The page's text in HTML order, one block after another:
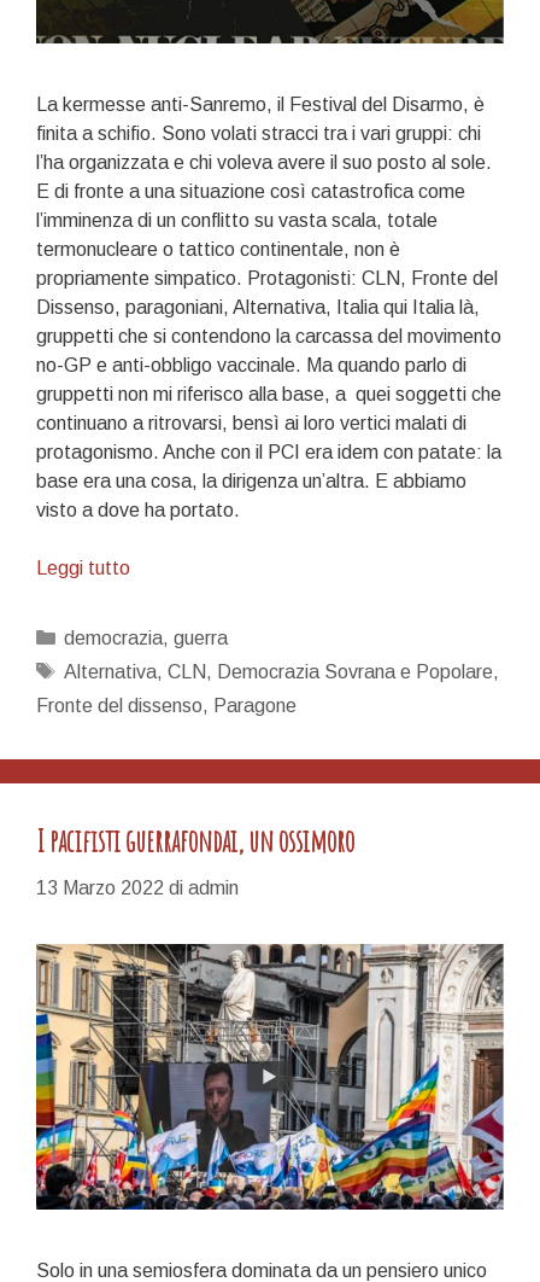
La kermesse anti-Sanremo, il Festival del Disarmo, è
finita a schifio. Sono volati stracci tra i vari gruppi: chi
l’ha organizzata e chi voleva avere il suo posto al sole.
E di fronte a una situazione così catastrofica come
l’imminenza di un conflitto su vasta scala, totale
termonucleare o tattico continentale, non è
propriamente simpatico. Protagonisti: CLN, Fronte del
Dissenso, paragoniani, Alternativa, Italia qui Italia là,
gruppetti che si contendono la carcassa del movimento
no-GP e anti-obbligo vaccinale. Ma quando parlo di
gruppetti non mi riferisco alla base, a quei soggetti che
continuano a ritrovarsi, bensì ai loro vertici malati di
protagonismo. Anche con il PCI era idem con patate: la
base era una cosa, la dirigenza un’altra. E abbiamo
visto a dove ha portato.
Leggi tuttoResidui
Categorie
democrazia, guerra
Tag
Alternativa, CLN, Democrazia Sovrana e Popolare,
Fronte del dissenso, Paragone
I pacifisti guerrafondai, un ossimoro
13 Marzo 2022 di admin
Solo in una semiosfera dominata da un pensiero unico